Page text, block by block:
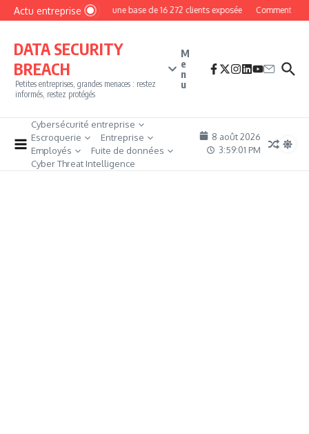
Aller au contenu
Actu entrepriseMyPhoto : une base de 16 272 clients exposée Comment
DATA SECURITY
BREACH
Petites entreprises, grandes menaces : restez
informés, restez protégés
M
e
n
u
Cybersécurité entreprise
Escroquerie
Entreprise
Employés
Fuite de données
Cyber Threat Intelligence
8 août 2026
3:59:02 PM